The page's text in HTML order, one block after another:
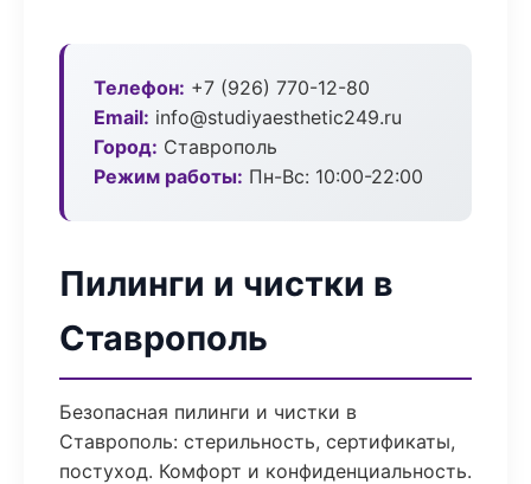
Телефон: +7 (926) 770-12-80
Email: info@studiyaesthetic249.ru
Город: Ставрополь
Режим работы: Пн-Вс: 10:00-22:00
Пилинги и чистки в
Ставрополь
Безопасная пилинги и чистки в
Ставрополь: стерильность, сертификаты,
постуход. Комфорт и конфиденциальность.